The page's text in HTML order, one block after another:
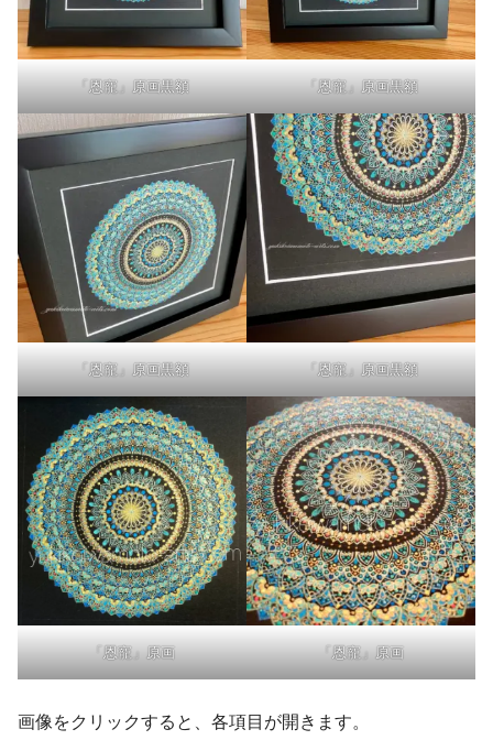
「恩寵」原画黒額 「恩寵」原画黒額
「恩寵」原画黒額 「恩寵」原画黒額
「恩寵」原画 「恩寵」原画
画像をクリックすると、各項目が開きます。